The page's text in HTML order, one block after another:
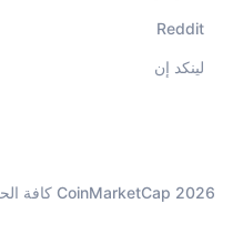
Reddit
لينكد إن
CoinMarketCap 2026 كافة الحقوق محفوظة